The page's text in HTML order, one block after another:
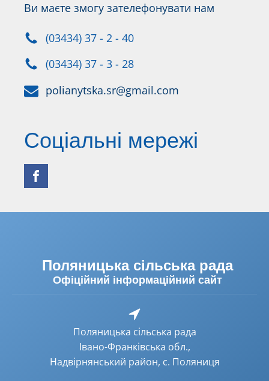
Ви маєте змогу зателефонувати нам
(03434) 37 - 2 - 40
(03434) 37 - 3 - 28
polianytska.sr@gmail.com
Соціальні мережі
Поляницька сільська рада
Офіційний інформаційний сайт
Поляницька сільська рада
Івано-Франківська обл.,
Надвірнянський район, с. Поляниця